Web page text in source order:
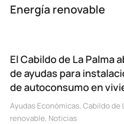
Energía renovable
El Cabildo de La Palma
de ayudas para
de autoconsumo en
Ayudas Económicas, Cabildo de
renovable, Noticias